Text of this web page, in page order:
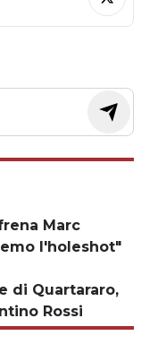
Marc
l'holeshot"
di Quartararo,
Rossi